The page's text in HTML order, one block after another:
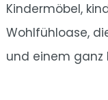
Kindermöbel,
Wohlfühloase,
und einem ganz